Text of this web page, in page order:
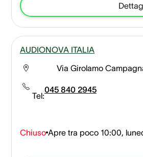
AUDIONOVA ITALIA
Via Girolamo
Tel:
045 840 2945
Chiuso Apre tra poco 10:00,